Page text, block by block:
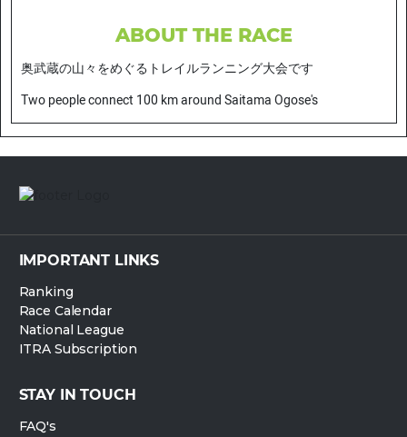
ABOUT THE RACE
奥武蔵の山々をめぐるトレイルランニング大会です
Two people connect 100 km around Saitama Ogose's
IMPORTANT LINKS
Ranking
Race Calendar
National League
ITRA Subscription
STAY IN TOUCH
FAQ's